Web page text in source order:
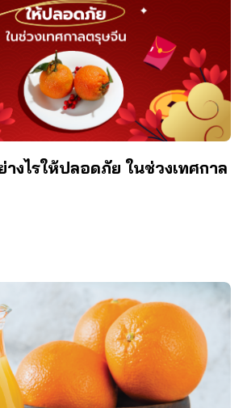
งไรให้ปลอดภัย ในช่วงเทศกาล